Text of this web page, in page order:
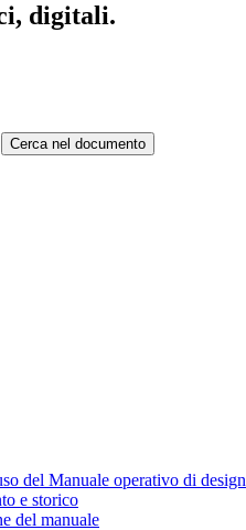
digitali.
Cerca nel documento
del Manuale operativo di design
e storico
del manuale